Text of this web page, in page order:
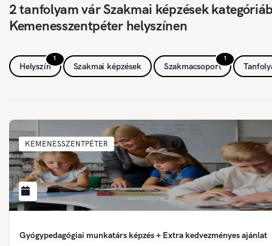
2 tanfolyam vár Szakmai képzések
Kemenesszentpéter helyszínen
1
Helyszín Szakmai képzések
1
Szakmacsoport
KEMENESSZENTPÉTER
Gyógypedagógiai munkatárs képzés + Extra kedvezményes ajánlat